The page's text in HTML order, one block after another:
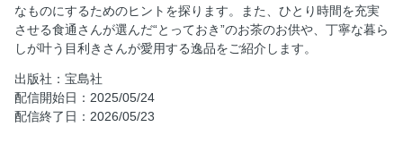
一向に使わないものはきっと「余分なもの」良質なものだけ
を長く使うようにしています
シングルライフ歴40年 ワクワクの達人 浅田美代子さんに聞
きたい！ Q いつまでもワクワクしていられる秘訣は？
毎日のことだから。 素敵でおいしい!健康もつまった小さな
食卓でワクワク。
なものにするためのヒントを探ります。また、ひとり時間を充実
させる食通さんが選んだ“とっておき”のお茶のお供や、丁寧な暮ら
しが叶う目利きさんが愛用する逸品をご紹介します。
出版社：宝島社
配信開始日：2025/05/24
配信終了日：2026/05/23